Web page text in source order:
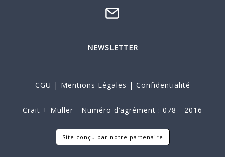
NEWSLETTER
CGU | Mentions Légales | Confidentialité
Crait + Müller - Numéro d’agrément : 078 - 2016
Site conçu par notre partenaire